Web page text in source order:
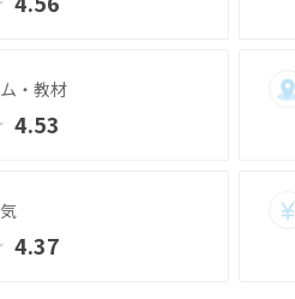
ではあるものの、クラス内は和気あ
・教材
4.53
4.37